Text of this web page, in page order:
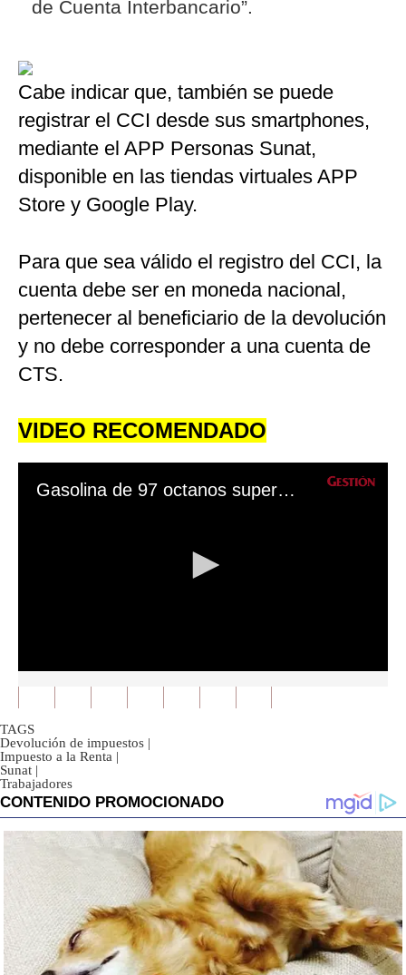
de Cuenta Interbancario”.
Cabe indicar que, también se puede
registrar el CCI desde sus smartphones,
mediante el APP Personas Sunat,
disponible en las tiendas virtuales APP
Store y Google Play.
Para que sea válido el registro del CCI, la
cuenta debe ser en moneda nacional,
pertenecer al beneficiario de la devolución
y no debe corresponder a una cuenta de
CTS.
VIDEO RECOMENDADO
Gasolina de 97 octanos supera los 20 soles
seconds
of
seconds
TAGS
Devolución de impuestos |
Impuesto a la Renta |
Sunat |
Trabajadores